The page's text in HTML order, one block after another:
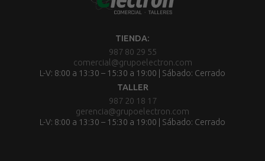
TIENDA:
987 80 29 55
comercial@grupoelectron.com
L-V: 8:00 a 13:30 – 15:30 a 19:00 | Sábado: Cerrado
TALLER
987 20 18 17
gerencia@grupoelectron.com
L-V: 8:00 a 13:30 – 15:30 a 19:00 | Sábado: Cerrado